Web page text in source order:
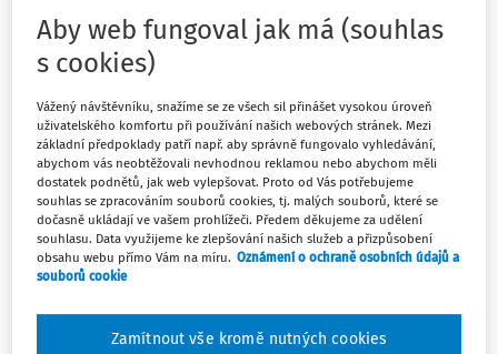
pedagogického pracovníka. Patří mezi ně i bezúhonnost.
„Trestněprávní“ bezúhonnost
Neznamená to, že by uchazeč na pozici pedagogického
pracovníka musel mít zcela čistý trestní rejstřík, protože
Máte předplatné? Přihlaste se.
Aby web fungoval jak má (souhlas
s cookies)
Vážený návštěvníku, snažíme se ze všech sil přinášet vysokou úroveň
uživatelského komfortu při používání našich webových stránek. Mezi
základní předpoklady patří např. aby správně fungovalo vyhledávání,
abychom vás neobtěžovali nevhodnou reklamou nebo abychom měli
dostatek podnětů, jak web vylepšovat. Proto od Vás potřebujeme
souhlas se zpracováním souborů cookies, tj. malých souborů, které se
dočasně ukládají ve vašem prohlížeči. Předem děkujeme za udělení
souhlasu. Data využijeme ke zlepšování našich služeb a přizpůsobení
obsahu webu přímo Vám na míru. Oznámení o ochraně osobních údajů a
souborů cookie
Zamítnout vše kromě nutných cookies